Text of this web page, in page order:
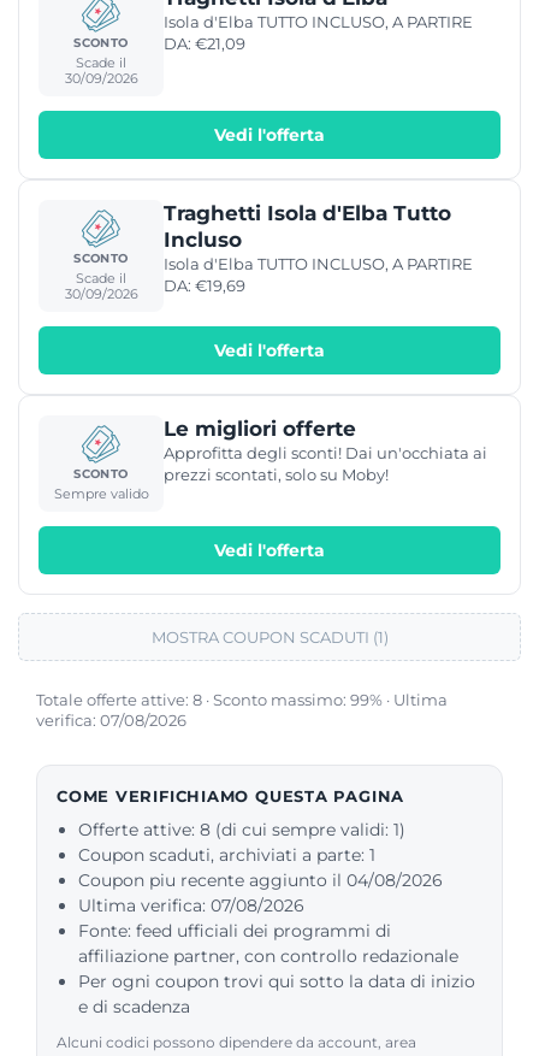
Totale offerte attive: 8 · Sconto massimo: 99% · Ultima
verifica: 07/08/2026
COME VERIFICHIAMO QUESTA PAGINA
Offerte attive: 8 (di cui sempre validi: 1)
Coupon scaduti, archiviati a parte: 1
Coupon piu recente aggiunto il 04/08/2026
Ultima verifica: 07/08/2026
Fonte: feed ufficiali dei programmi di
affiliazione partner, con controllo redazionale
Per ogni coupon trovi qui sotto la data di inizio
e di scadenza
Alcuni codici possono dipendere da account, area
SCONTO
Scade il
30/09/2026
Isola d'Elba TUTTO INCLUSO, A PARTIRE
DA: €21,09
Vedi l'offerta
SCONTO
Scade il
30/09/2026
Traghetti Isola d'Elba Tutto
Incluso
Isola d'Elba TUTTO INCLUSO, A PARTIRE
DA: €19,69
Vedi l'offerta
SCONTO
Sempre valido
Le migliori offerte
Approfitta degli sconti! Dai un'occhiata ai
prezzi scontati, solo su Moby!
Vedi l'offerta
MOSTRA COUPON SCADUTI (1)